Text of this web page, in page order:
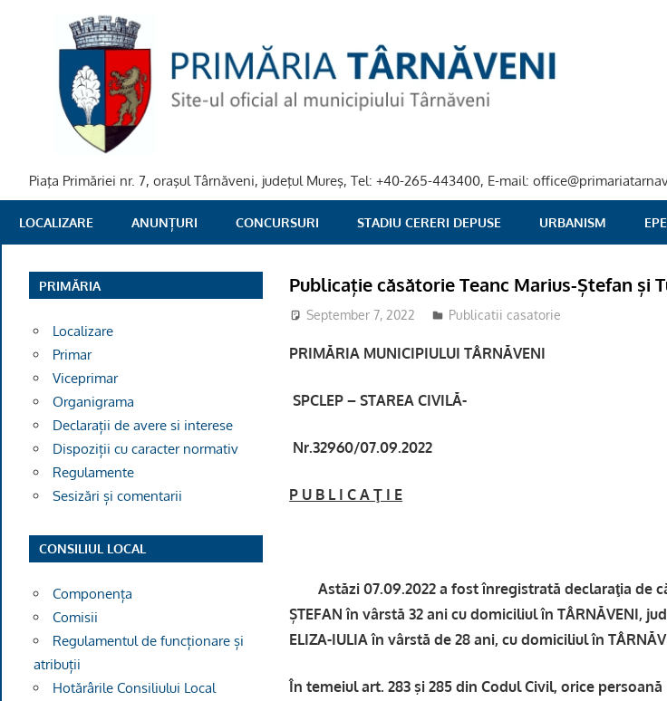
PRIMARIA
TARNAVENI
Piaţa Primăriei nr. 7, oraşul Târnăveni, judeţul Mureş, Tel: +40-265-443400, E-mail:
LOCALIZARE ANUNȚURI CONCURSURI STADIU CERERI DEPUSE URBANISM
Publicație căsătorie Teanc Marius-Ștefan și
September 7, 2022 stciv
Publicatii casatorie
PRIMĂRIA MUNICIPIULUI TÂRNĂVENI
SPCLEP – STAREA CIVILĂ-
Nr.32960/07.09.2022
P U B L I C A Ţ I E
Astăzi 07.09.2022 a fost înregistrată declaraţia de
ȘTEFAN în vârstă 32 ani cu domiciliul în TÂRNĂVENI,
ELIZA-IULIA în vârstă de 28 ani, cu domiciliul în
În temeiul art. 283 şi 285 din Codul Civil, orice
PRIMĂRIA
Localizare
Primar
Viceprimar
Organigrama
Declarații de avere si interese
Dispoziții cu caracter normativ
Regulamente
Sesizări și comentarii
CONSILIUL LOCAL
Componența
Comisii
Regulamentul de funcționare și
atribuții
Hotărârile Consiliului Local